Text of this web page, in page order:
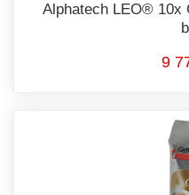
Alphatech LEO® 10x
9